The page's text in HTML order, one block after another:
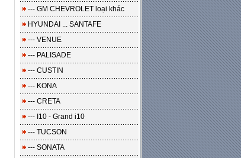
--- GM CHEVROLET loại khác
HYUNDAI ... SANTAFE
--- VENUE
--- PALISADE
--- CUSTIN
--- KONA
--- CRETA
--- I10 - Grand i10
--- TUCSON
--- SONATA